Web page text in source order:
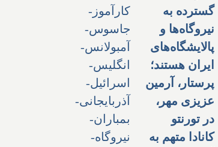
گسترده به
نیروگاه‌ها و
پالایشگاه‌های
ایران هستند؛
پرستار، آرمین
عزیزی مهر،
در تورنتو
کانادا متهم به